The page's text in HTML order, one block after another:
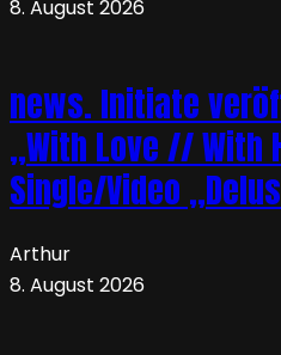
8. August 2026
news. Initiate
„With Love // With
Single/Video
Arthur
8. August 2026